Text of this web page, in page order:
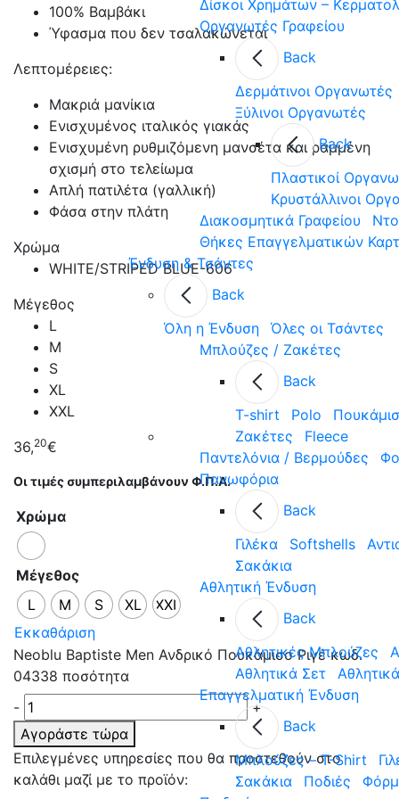
Δίσκοι Χρημάτων –
Οργανωτές Γραφείου
Back
Δερμάτινοι Οργανωτές
Ξύλινοι Οργανωτές
Back
Πλαστικοί
Κρυστάλλινοι
Διακοσμητικά Γραφείου
Θήκες Επαγγελματικών
Ένδυση & Τσάντες
Back
Όλη η Ένδυση
Όλες οι Τσάντες
Μπλούζες / Ζακέτες
Back
T-shirt
Polo
Ζακέτες
Fleece
Παντελόνια / Βερμούδες
Πανωφόρια
Back
Γιλέκα
Softshells
Σακάκια
Αθλητική Ένδυση
Back
Aθλητικές Μπλούζες
Αθλητικά Σετ
Επαγγελματική Ένδυση
Back
Μπλούζες – T-Shirt
Σακάκια
Ποδιές
100% Βαμβάκι
Ύφασμα που δεν τσαλακώνεται
Λεπτομέρειες:
Μακριά μανίκια
Ενισχυμένος ιταλικός γιακάς
Ενισχυμένη ρυθμιζόμενη μανσέτα και ραμμένη
σχισμή στο τελείωμα
Απλή πατιλέτα (γαλλική)
Φάσα στην πλάτη
Χρώμα
WHITE/STRIPED BLUE-606
Μέγεθος
L
M
S
XL
XXL
36,20€
Οι τιμές συμπεριλαμβάνουν Φ.Π.Α.
Χρώμα
Μέγεθος
L
M S XL
XXL
Εκκαθάριση
Neoblu Baptiste Men Ανδρικό Πουκάμισο Ριγέ κωδ.
04338 ποσότητα
-
+
Αγοράστε τώρα
Επιλεγμένες υπηρεσίες που θα προστεθούν στο
καλάθι μαζί με το προϊόν: